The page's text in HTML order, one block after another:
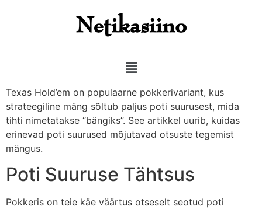
Texas Hold’em on populaarne pokkerivariant, kus
strateegiline mäng sõltub paljus poti suurusest, mida
tihti nimetatakse “bängiks”. See artikkel uurib, kuidas
erinevad poti suurused mõjutavad otsuste tegemist
mängus.
Poti Suuruse Tähtsus
Pokkeris on teie käe väärtus otseselt seotud poti